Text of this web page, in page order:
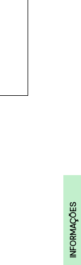
INFORMAÇÕES